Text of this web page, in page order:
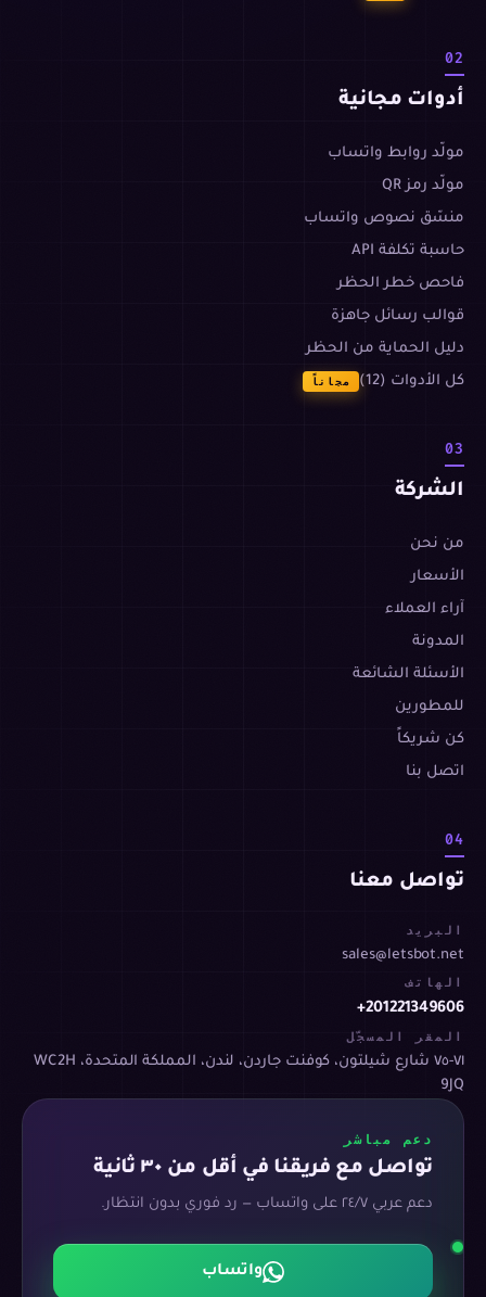
02
أدوات مجانية
مولّد روابط واتساب
مولّد رمز QR
منسّق نصوص واتساب
حاسبة تكلفة API
فاحص خطر الحظر
قوالب رسائل جاهزة
دليل الحماية من الحظر
كل الأدوات (12)
مجاناً
03
الشركة
من نحن
الأسعار
آراء العملاء
المدونة
الأسئلة الشائعة
للمطورين
كن شريكاً
اتصل بنا
04
تواصل معنا
البريد
sales@letsbot.net
الهاتف
+201221349606
المقر المسجّل
٧١-٧٥ شارع شيلتون، كوفنت جاردن، لندن، المملكة المتحدة، WC2H
9JQ
دعم مباشر
تواصل مع فريقنا في أقل من ٣٠ ثانية
دعم عربي ٢٤/٧ على واتساب — رد فوري بدون انتظار.
واتساب